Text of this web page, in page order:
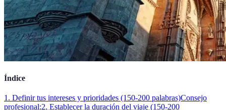
Índice
1. Definir tus intereses y prioridades (150-200 palabras)Consejo
profesional:2. Establecer la duración del viaje (150-200